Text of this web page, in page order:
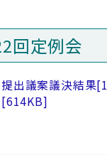
回定例会
出議案議決結果
[614KB]